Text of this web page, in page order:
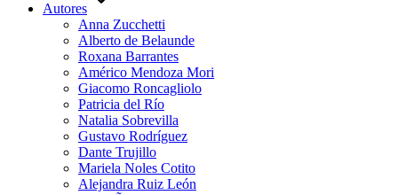
Autores
Anna Zucchetti
Alberto de Belaunde
Roxana Barrantes
Américo Mendoza Mori
Giacomo Roncagliolo
Patricia del Río
Natalia Sobrevilla
Gustavo Rodríguez
Dante Trujillo
Mariela Noles Cotito
Alejandra Ruiz León